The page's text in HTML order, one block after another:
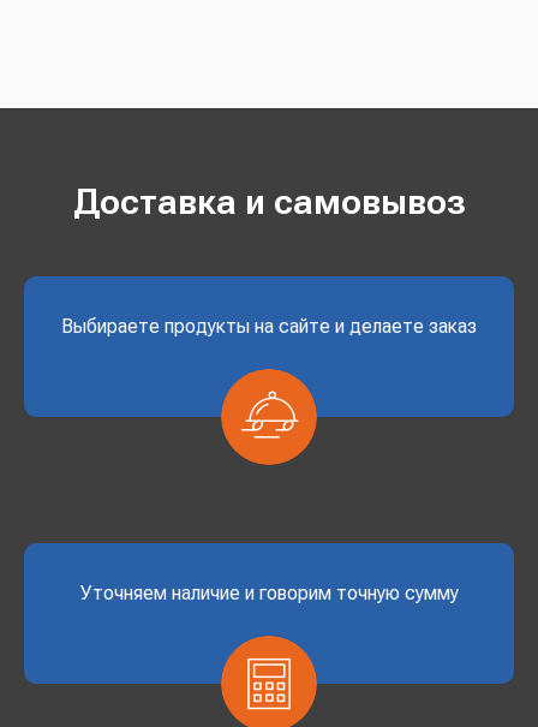
Доставка и самовывоз
Выбираете продукты на сайте и делаете заказ
Уточняем наличие и говорим точную сумму